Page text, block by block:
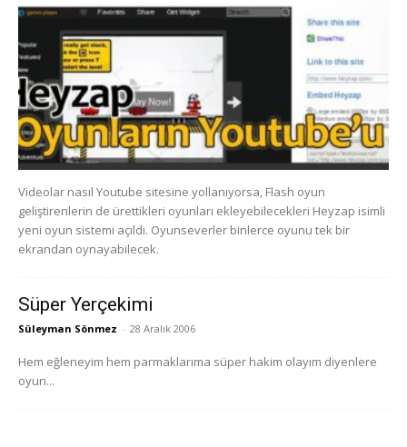
Videolar nasıl Youtube sitesine yollanıyorsa, Flash oyun
geliştirenlerin de ürettikleri oyunları ekleyebilecekleri Heyzap isimli
yeni oyun sistemi açıldı. Oyunseverler binlerce oyunu tek bir
ekrandan oynayabilecek.
Süper Yerçekimi
Süleyman Sönmez - 28 Aralık 2006
Hem eğleneyim hem parmaklarıma süper hakim olayım diyenlere
oyun...